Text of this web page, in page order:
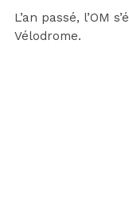
L’an passé, l’OM
Vélodrome.